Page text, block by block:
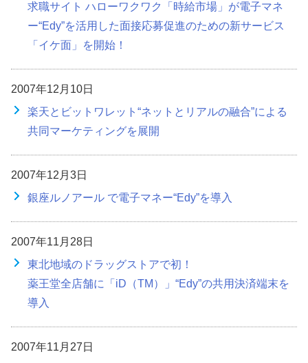
求職サイト ハローワクワク「時給市場」が電子マネ
ー“Edy”を活用した面接応募促進のための新サービス
「イケ面」を開始！
2007年12月10日
楽天とビットワレット“ネットとリアルの融合”による
共同マーケティングを展開
2007年12月3日
銀座ルノアール で電子マネー“Edy”を導入
2007年11月28日
東北地域のドラッグストアで初！
薬王堂全店舗に「iD（TM）」“Edy”の共用決済端末を
導入
2007年11月27日